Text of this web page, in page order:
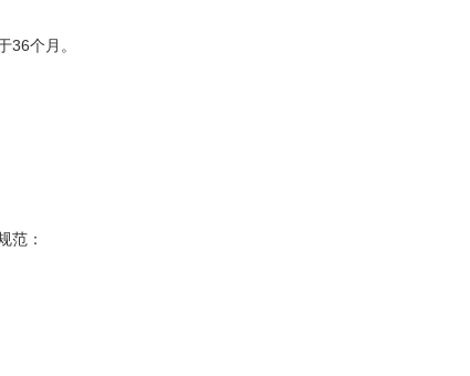
36个月。
范：